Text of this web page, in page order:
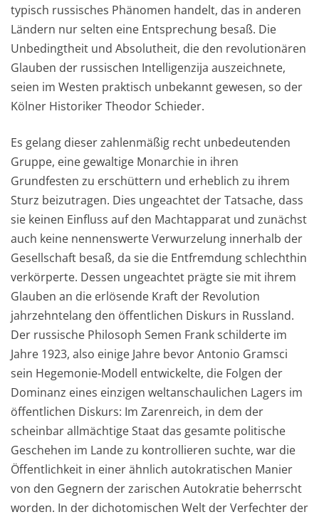
typisch russisches Phänomen handelt, das in anderen
Ländern nur selten eine Entsprechung besaß. Die
Unbedingtheit und Absolutheit, die den revolutionären
Glauben der russischen Intelligenzija auszeichnete,
seien im Westen praktisch unbekannt gewesen, so der
Kölner Historiker Theodor Schieder.
Es gelang dieser zahlenmäßig recht unbedeutenden
Gruppe, eine gewaltige Monarchie in ihren
Grundfesten zu erschüttern und erheblich zu ihrem
Sturz beizutragen. Dies ungeachtet der Tatsache, dass
sie keinen Einfluss auf den Machtapparat und zunächst
auch keine nennenswerte Verwurzelung innerhalb der
Gesellschaft besaß, da sie die Entfremdung schlechthin
verkörperte. Dessen ungeachtet prägte sie mit ihrem
Glauben an die erlösende Kraft der Revolution
jahrzehntelang den öffentlichen Diskurs in Russland.
Der russische Philosoph Semen Frank schilderte im
Jahre 1923, also einige Jahre bevor Antonio Gramsci
sein Hegemonie-Modell entwickelte, die Folgen der
Dominanz eines einzigen weltanschaulichen Lagers im
öffentlichen Diskurs: Im Zarenreich, in dem der
scheinbar allmächtige Staat das gesamte politische
Geschehen im Landezu kontrollieren suchte, war die
Öffentlichkeit in einer ähnlich autokratischen Manier
von den Gegnern der zarischen Autokratie beherrscht
worden. In der dichotomischen Welt der Verfechter der